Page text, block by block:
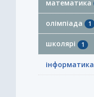
математика
олімпіада 1
школярі 1
інформатика